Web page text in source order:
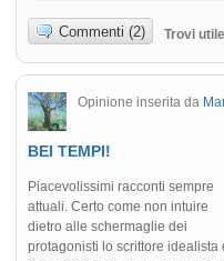
Commenti (2) Trovi
Opinione inserita da
BEI TEMPI!
Piacevolissimi racconti sempre
attuali. Certo come non intuire
dietro alle schermaglie dei
protagonisti lo scrittore idealista